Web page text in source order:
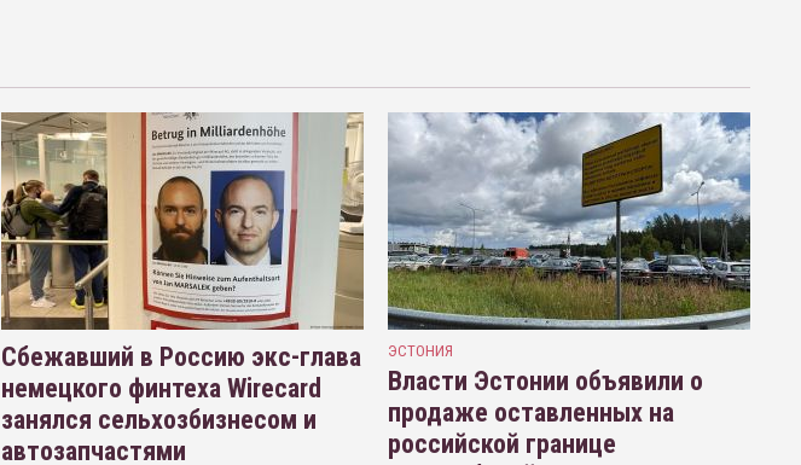
Сбежавший в Россию экс-глава
немецкого финтеха Wirecard
занялся сельхозбизнесом и
автозапчастями
ЭСТОНИЯ
Власти Эстонии объявили о
продаже оставленных на
российской границе